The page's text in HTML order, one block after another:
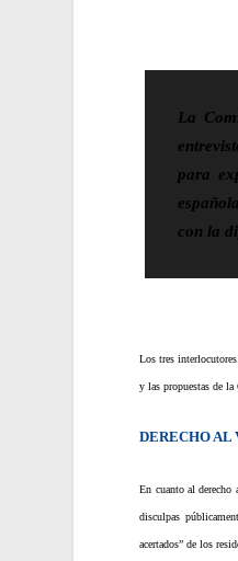
La
para
con la
Los tres
y las propuestas de
DERECHO AL
En cuanto al
disculpas
acertados” de los